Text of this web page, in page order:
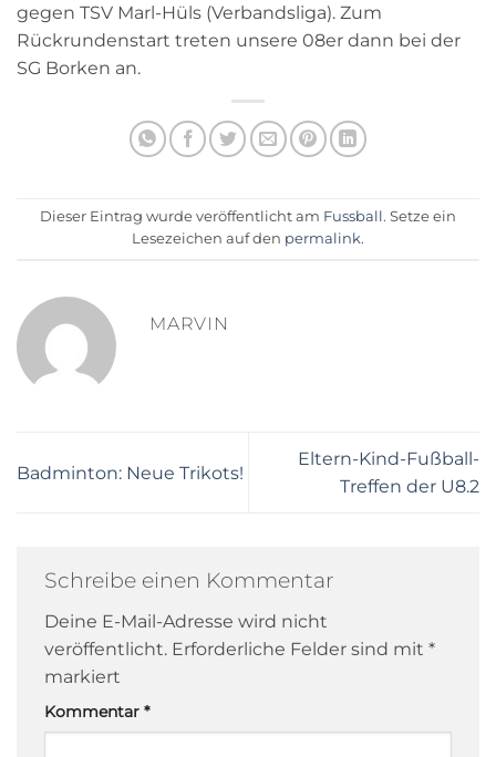
gegen TSV Marl-Hüls (Verbandsliga). Zum
Rückrundenstart treten unsere 08er dann bei der
SG Borken an.
Dieser Eintrag wurde veröffentlicht am Fussball. Setze ein
Lesezeichen auf den permalink.
MARVIN
Badminton: Neue Trikots!
Eltern-Kind-Fußball-
Treffen der U8.2
Schreibe einen Kommentar
Deine E-Mail-Adresse wird nicht
veröffentlicht. Erforderliche Felder sind mit *
markiert
Kommentar *